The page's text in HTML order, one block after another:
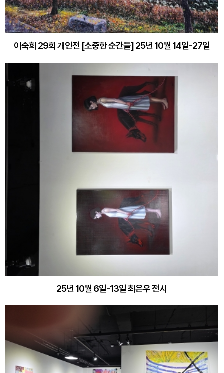
이숙희 29회 개인전 [소중한 순간들] 25년 10월 14일-27일
25년 10월 6일-13일 최은우 전시